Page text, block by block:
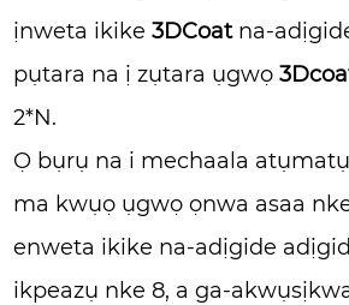
ịnweta ikike3DCoatna-
pụtara na ị zụtara ụgwọ
2*N.
Ọ bụrụ na i mechaala
ma kwụọ ụgwọ ọnwa asaa
enweta ikike na-adịgide
ikpeazụ nke 8, a ga-